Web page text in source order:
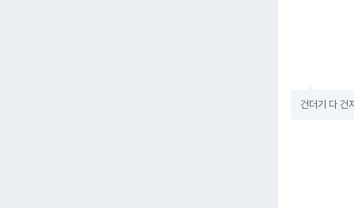
건더기 다 건